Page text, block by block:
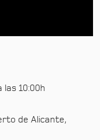
las 10:00h
de Alicante,